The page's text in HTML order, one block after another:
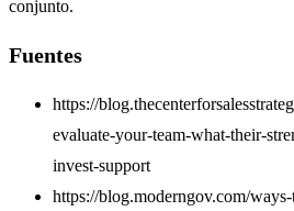
conjunto.
Fuentes
https://
evaluate-your-team-what-their-
invest-support
https://blog.moderngov.com/